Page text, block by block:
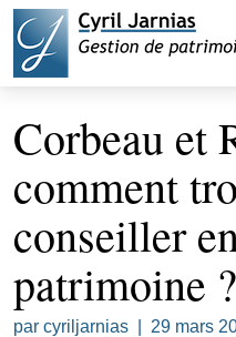
Corbeau et
comment
conseiller
patrimoine ?
par cyriljarnias 29 mars